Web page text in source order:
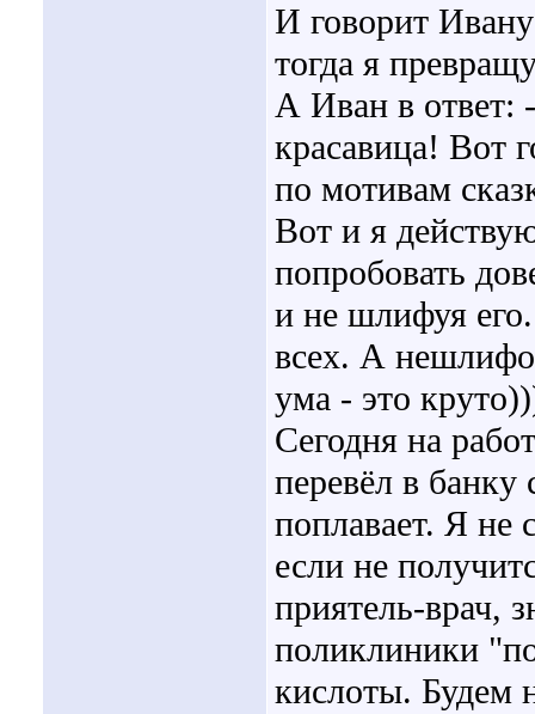
И говорит
тогда я
А Иван в ответ:
красавица! Вот
по мотивам
Вот и я
попробовать
и не шлифуя
всех. А
ума - это
Сегодня на
перевёл в банку
поплавает. Я не
если не
приятель-врач,
поликлиники
кислоты. Будем